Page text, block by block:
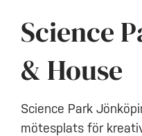
Science
& House
Science Park
mötesplats för